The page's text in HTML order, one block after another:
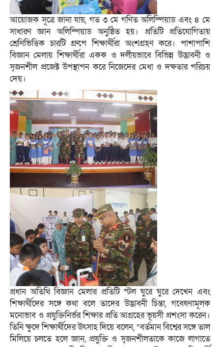
আয়োজক সূত্রে জানা যায়, গত ৩ মে গণিত অলিম্পিয়াড এবং ৪ মে
সাধারণ জ্ঞান অলিম্পিয়াড অনুষ্ঠিত হয়। প্রতিটি প্রতিযোগিতায়
শ্রেণিভিত্তিক চারটি গ্রুপে শিক্ষার্থীরা অংশগ্রহণ করে। পাশাপাশি
বিজ্ঞান মেলায় শিক্ষার্থীরা একক ও দলীয়ভাবে বিভিন্ন উদ্ভাবনী ও
সৃজনশীল প্রজেক্ট উপস্থাপন করে নিজেদের মেধা ও দক্ষতার পরিচয়
দেয়।
প্রধান অতিথি বিজ্ঞান মেলার প্রতিটি স্টল ঘুরে ঘুরে দেখেন এবং
শিক্ষার্থীদের সঙ্গে কথা বলে তাদের উদ্ভাবনী চিন্তা, গবেষণামূলক
মনোভাব ও প্রযুক্তিনির্ভর শিক্ষার প্রতি আগ্রহের ভূয়সী প্রশংসা করেন।
তিনি ক্ষুদে শিক্ষার্থীদের উৎসাহ দিয়ে বলেন, “বর্তমান বিশ্বের সঙ্গে তাল
মিলিয়ে চলতে হলে জ্ঞান, প্রযুক্তি ও সৃজনশীলতাকে কাজে লাগাতে